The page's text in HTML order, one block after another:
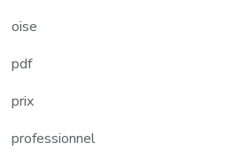
oise
pdf
prix
professionnel